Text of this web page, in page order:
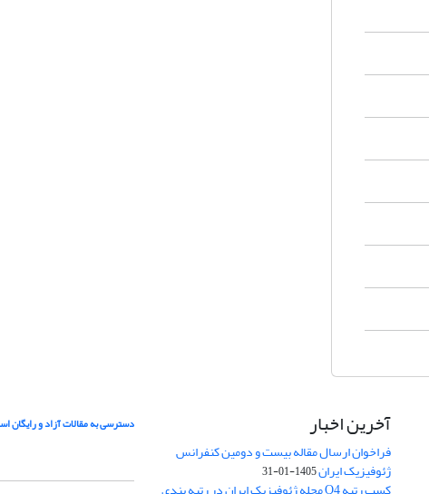
آخرین اخبار
فراخوان ارسال مقاله بیست و دومین کنفرانس
ژئوفیزیک ایران1405-01-31
دسترسی به مقالات آزاد و رایگان